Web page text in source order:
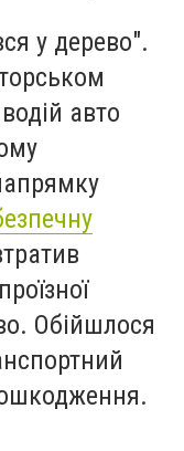
у дерево".
авто
Обійшлося